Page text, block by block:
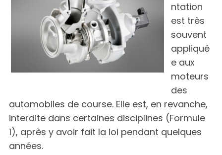
ntation
est très
souvent
appliqué
e aux
moteurs
des
automobiles de course. Elle est, en revanche,
interdite dans certaines disciplines (Formule
1), après y avoir fait la loi pendant quelques
années.